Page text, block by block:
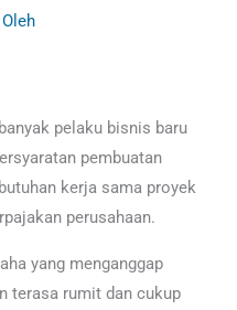
pelaku bisnis baru
pembuatan
kerja sama proyek
perusahaan.
yang menganggap
terasa rumit dan cukup